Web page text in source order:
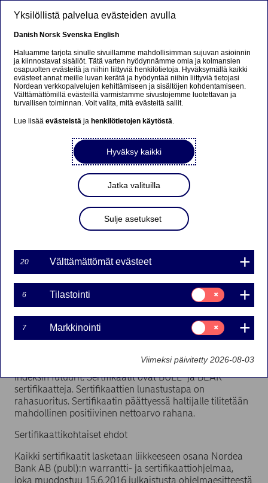
Sorry...
This page does not exist in your language. You will
Stay on this page|Continue
Nordea Bank AB (publ)
laskee liikkeeseen 32 uutta
19.5.2017
18-05-2017 13:00
Nordea Bank AB (publ) laskee warrantti- ja
sertifikaattiohjelmansa puitteissa liikkeeseen 32 uutta
etuutena ovat Nasdaq 100 indeksin futuurit ja S&P 500
indeksin futuurit. Sertifikaatit ovat BULL- ja BEAR-
sertifikaatteja. Sertifikaattien lunastustapa on
rahasuoritus. Sertifikaatin päättyessä haltijalle tilitetään
mahdollinen positiivinen nettoarvo rahana.
Sertifikaattikohtaiset ehdot
Kaikki sertifikaatit lasketaan liikkeeseen osana Nordea
Bank AB (publ):n warrantti- ja sertifikaattiohjelmaa,
joka muodostuu 15.6.2016 julkaistusta ohjelmaesitteestä
Yksilöllistä palvelua evästeiden avulla
Danish Norsk Svenska English
Haluamme tarjota sinulle sivuillamme mahdollisimman sujuvan asioinnin
ja kiinnostavat sisällöt. Tätä varten hyödynnämme omia ja kolmansien
osapuolten evästeitä ja niihin liittyviä henkilötietoja. Hyväksymällä kaikki
evästeet annat meille luvan kerätä ja hyödyntää niihin liittyviä tietojasi
Nordean verkkopalvelujen kehittämiseen ja sisältöjen kohdentamiseen.
Välttämättömillä evästeillä varmistamme sivustojemme luotettavan ja
turvallisen toiminnan. Voit valita, mitä evästeitä sallit.
Lue lisääevästeistä ja henkilötietojen käytöstä.
Hyväksy kaikki
Jatka valituilla
Sulje asetukset
20 Välttämättömät evästeet
6 Tilastointi
Suostumusvalinta:
Tilastointi
7 Markkinointi
Suostumusvalinta:
Markkinointi
Viimeksi päivitetty 2026-08-03